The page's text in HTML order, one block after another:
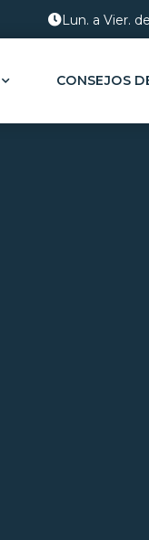
Lun. a Vier.
CONSEJOS